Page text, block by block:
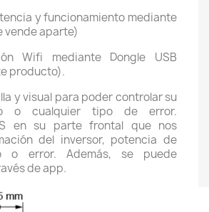
y funcionamiento mediante
vende aparte)
Wifi mediante Dongle USB
producto).
y visual para poder controlar su
o cualquier tipo de error.
en su parte frontal que nos
del inversor, potencia de
o error. Además, se puede
de app.